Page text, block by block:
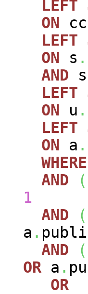
LEFT
ON cc
LEFT
ON s .
AND s
LEFT
ON u .
LEFT
ON a .
WHERE
AND
(
1
AND
(
a .
AND
(
OR a .
OR